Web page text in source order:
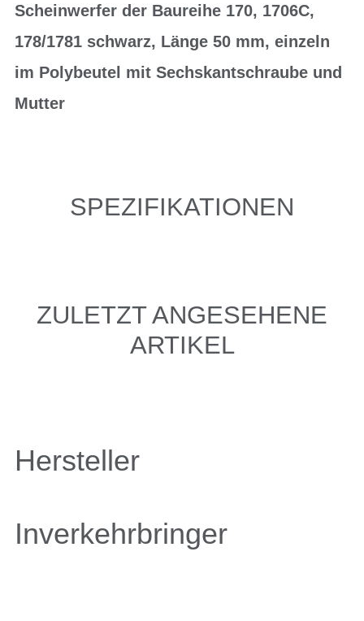
Scheinwerfer der Baureihe 170, 1706C,
178/1781 schwarz, Länge 50 mm, einzeln
im Polybeutel mit Sechskantschraube und
Mutter
SPEZIFIKATIONEN
ZULETZT ANGESEHENE
ARTIKEL
Hersteller
Inverkehrbringer